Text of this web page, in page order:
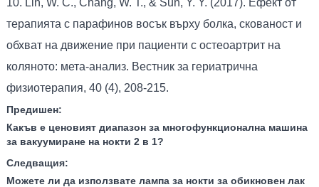
10. Lin, W. C., Chang, W. T., & Sun, Y. Y. (2017). Ефект от
терапията с парафинов восък върху болка, скованост и
обхват на движение при пациенти с остеоартрит на
коляното: мета-анализ. Вестник за гериатрична
физиотерапия, 40 (4), 208-215.
Предишен:
Какъв е ценовият диапазон за многофункционална машина
за вакуумиране на нокти 2 в 1?
Следващия:
Можете ли да използвате лампа за нокти за обикновен лак